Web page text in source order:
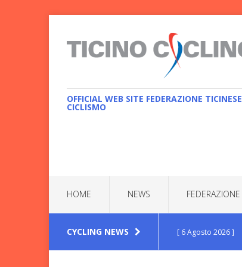
OFFICIAL WEB SITE FEDERAZIONE TICINESE
CICLISMO
HOME NEWS FEDERAZIONE
CYCLING NEWS [ 6 Agosto 2026 ]